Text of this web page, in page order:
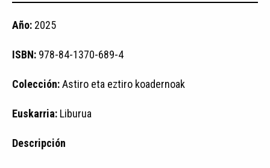
Año: 2025
ISBN: 978-84-1370-689-4
Colección:Astiro eta eztiro koadernoak
Euskarria: Liburua
Descripción